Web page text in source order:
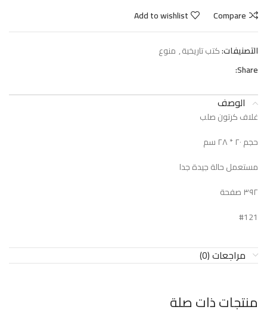
Compare
Add to wishlist
التصنيفات:كتب تاريخية, منوع
Share:
الوصف
غلاف كرتون صلب
حجم ٢٠ * ٢٨ سم
مستعمل حالة جيدة جدا
٣٩٢ صفحة
#121
مراجعات (0)
منتجات ذات صلة